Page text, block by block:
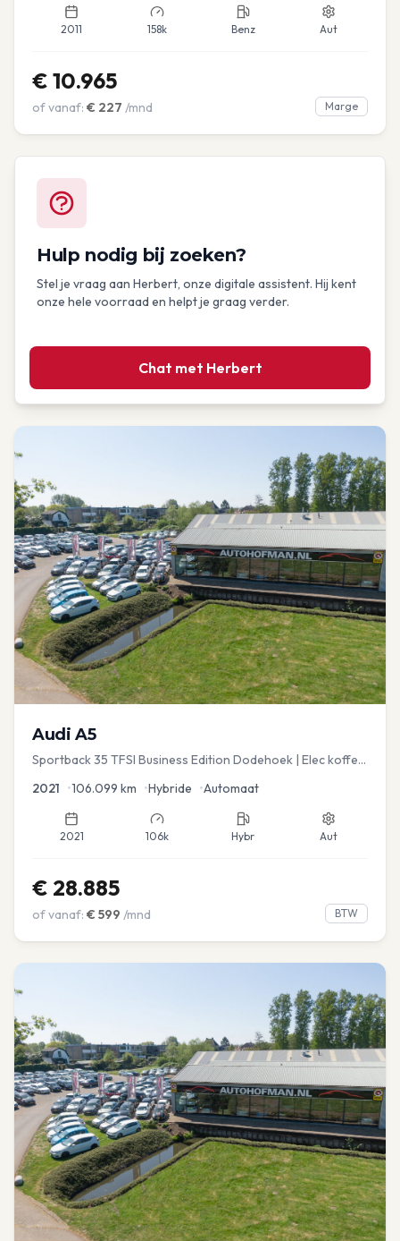
2011 158k Benz Aut
€ 10.965
of vanaf: € 227 /mnd Marge
Hulp nodig bij zoeken?
Stel je vraag aan Herbert, onze digitale assistent. Hij kent
onze hele voorraad en helpt je graag verder.
Chat met Herbert
Audi A5
Sportback 35 TFSI Business Edition Dodehoek | Elec koffer
2021 •106.099 km •Hybride •Automaat
2021 106k Hybr Aut
€ 28.885
of vanaf: € 599 /mnd BTW